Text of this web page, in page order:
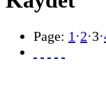
Page: 1 ·2·3·